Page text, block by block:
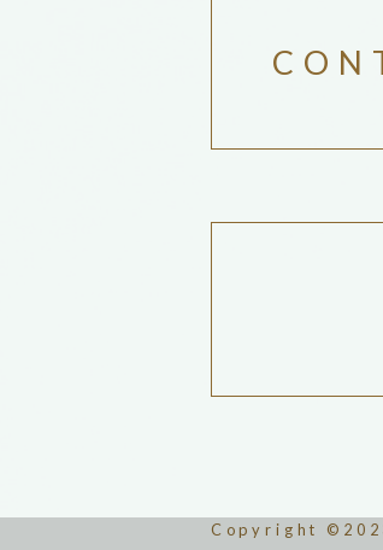
Copyright ©2023